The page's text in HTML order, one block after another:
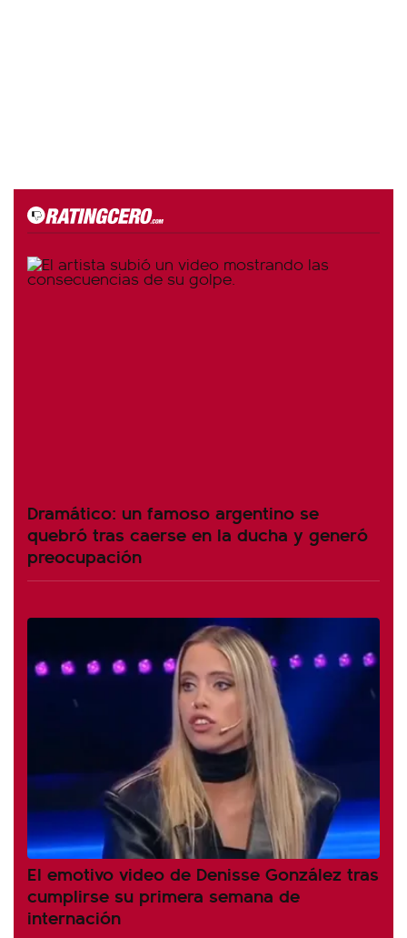
Dramático: un famoso argentino se
quebró tras caerse en la ducha y generó
preocupación
El emotivo video de Denisse González tras
cumplirse su primera semana de
internación